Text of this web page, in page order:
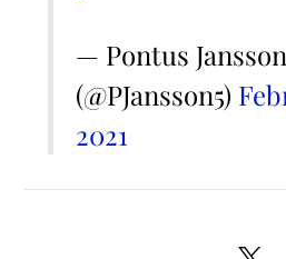
— Pontus Jansson
(@PJansson5)
2021